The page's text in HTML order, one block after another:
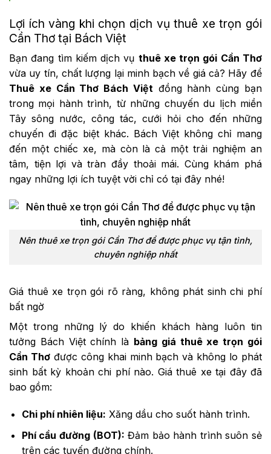
Lợi ích vàng khi chọn dịch vụ thuê xe trọn gói
Cần Thơ tại Bách Việt
Bạn đang tìm kiếm dịch vụ thuê xe trọn gói Cần Thơ
vừa uy tín, chất lượng lại minh bạch về giá cả? Hãy để
Thuê xe Cần Thơ Bách Việtđồng hành cùng bạn
trong mọi hành trình, từ những chuyến du lịch miền
Tây sông nước, công tác, cưới hỏi cho đến những
chuyến đi đặc biệt khác. Bách Việt không chỉ mang
đến một chiếc xe, mà còn là cả một trải nghiệm an
tâm, tiện lợi và tràn đầy thoải mái. Cùng khám phá
ngay những lợi ích tuyệt vời chỉ có tại đây nhé!
Nên thuê xe trọn gói Cần Thơ để được phục vụ tận tình,
chuyên nghiệp nhất
Giá thuê xe trọn gói rõ ràng, không phát sinh chi phí
bất ngờ
Một trong những lý do khiến khách hàng luôn tin
tưởng Bách Việt chính là bảng giá thuê xe trọn gói
Cần Thơđược công khai minh bạch và không lo phát
sinh bất kỳ khoản chi phí nào. Giá thuê xe tại đây đã
bao gồm:
Chi phí nhiên liệu: Xăng dầu cho suốt hành trình.
Phí cầu đường (BOT): Đảm bảo hành trình suôn sẻ
trên các tuyến đường chính.